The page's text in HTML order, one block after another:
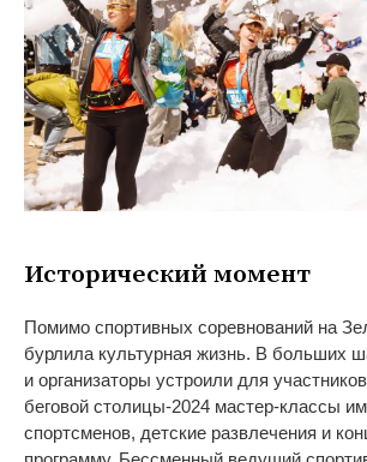
Исторический момент
Помимо спортивных соревнований на
бурлила культурная жизнь. В больших
и организаторы устроили для
беговой столицы-2024 мастер-классы
спортсменов, детские развлечения и